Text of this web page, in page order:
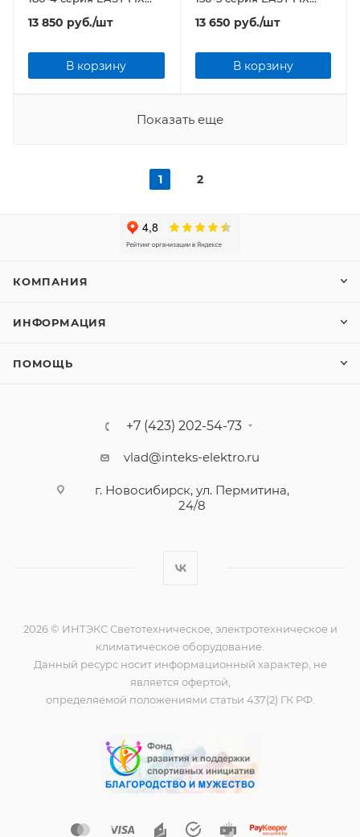
MAT (комплект теплого
пола)
13 850 руб./шт
В корзину
MAT (комплект теплого
пола)
13 650 руб./шт
В корзину
Показать еще
1 2
КОМПАНИЯ
ИНФОРМАЦИЯ
ПОМОЩЬ
+7 (423) 202-54-73
vlad@inteks-elektro.ru
г. Новосибирск, ул. Пермитина,
24/8
2026 © ИНТЭКС Светотехническое, электротехническое и
климатическое оборудование.
Данный ресурс носит информационный характер, не
является офертой,
определяемой положениями статьи 437(2) ГК РФ.